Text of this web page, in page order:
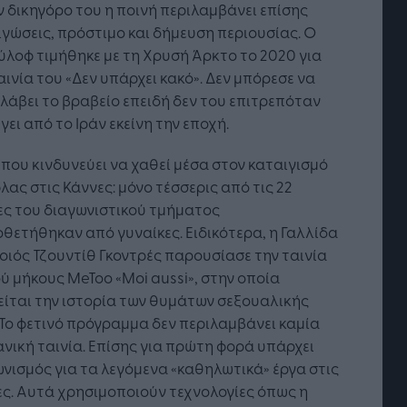
δικηγόρο του η ποινή περιλαμβάνει επίσης
πρόστιμο και δήμευση περιουσίας. Ο
τιμήθηκε με τη Χρυσή Άρκτο το 2020 για
του «Δεν υπάρχει κακό». Δεν μπόρεσε να
το βραβείο επειδή δεν του επιτρεπόταν
από το Ιράν εκείνη την εποχή.
κινδυνεύει να χαθεί μέσα στον καταιγισμό
στις Κάννες: μόνο τέσσερις από τις 22
του διαγωνιστικού τμήματος
από γυναίκες. Ειδικότερα, η Γαλλίδα
Τζουντίθ Γκοντρές παρουσίασε την ταινία
μήκους MeToo «Moi aussi», στην οποία
την ιστορία των θυμάτων σεξουαλικής
φετινό πρόγραμμα δεν περιλαμβάνει καμία
ταινία. Επίσης για πρώτη φορά υπάρχει
για τα λεγόμενα «καθηλωτικά» έργα στις
Αυτά χρησιμοποιούν τεχνολογίες όπως η
Νοημοσύνη: το νέο
σύστημα της
Οι προσλήψεις αλλάζουν: To
Jobfind.gr ως στρατηγικός
«σύμμαχος» για κάθε
επιχείρηση και εργαζόμενο